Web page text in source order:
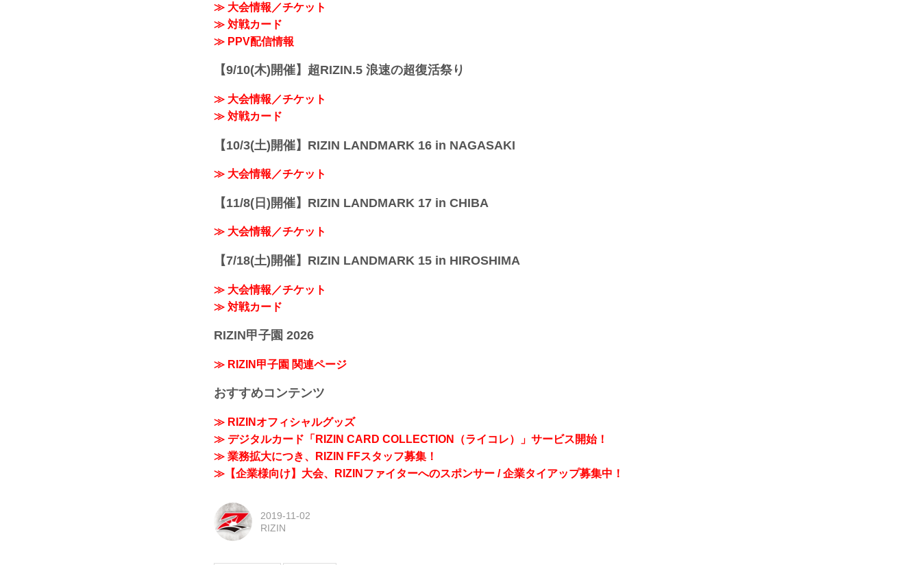
≫ 大会情報／チケット
≫ 対戦カード
≫ PPV配信情報
【9/10(木)開催】超RIZIN.5 浪速の超復活祭り
≫ 大会情報／チケット
≫ 対戦カード
【10/3(土)開催】RIZIN LANDMARK 16 in NAGASAKI
≫ 大会情報／チケット
【11/8(日)開催】RIZIN LANDMARK 17 in CHIBA
≫ 大会情報／チケット
【7/18(土)開催】RIZIN LANDMARK 15 in HIROSHIMA
≫ 大会情報／チケット
≫ 対戦カード
RIZIN甲子園 2026
≫ RIZIN甲子園 関連ページ
おすすめコンテンツ
≫ RIZINオフィシャルグッズ
≫ デジタルカード「RIZIN CARD COLLECTION（ライコレ）」サービス開始！
≫ 業務拡大につき、RIZIN FFスタッフ募集！
≫【企業様向け】大会、RIZINファイターへのスポンサー / 企業タイアップ募集中！
2019-11-02
RIZIN